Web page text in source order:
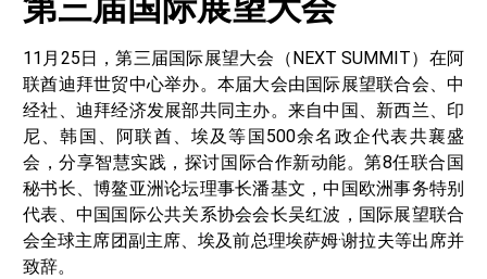
11月25日，第三届国际展望大会（NEXT SUMMIT）在阿
联酋迪拜世贸中心举办。本届大会由国际展望联合会、中
经社、迪拜经济发展部共同主办。来自中国、新西兰、印
尼、韩国、阿联酋、埃及等国500余名政企代表共襄盛
会，分享智慧实践，探讨国际合作新动能。第8任联合国
秘书长、博鳌亚洲论坛理事长潘基文，中国欧洲事务特别
代表、中国国际公共关系协会会长吴红波，国际展望联合
会全球主席团副主席、埃及前总理埃萨姆·谢拉夫等出席并
致辞。